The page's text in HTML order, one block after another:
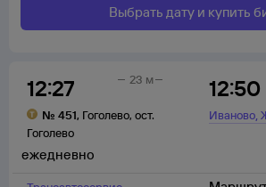
Выбрать дату и купить
12:27
№ 451, Гоголево, ост.
Гоголево
12:50
Иваново,
23 м
ежедневно